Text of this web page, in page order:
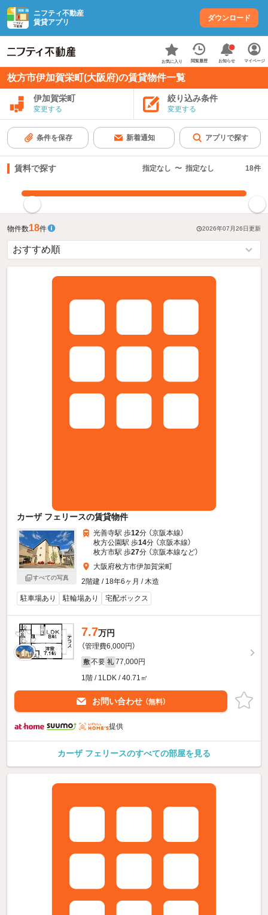
ニフティ不動産
賃貸アプリ
ダウンロード
お気に入り 閲覧履歴 お知らせ マイページ
枚方市伊加賀栄町(大阪府)の賃貸物件一覧
伊加賀栄町
変更する
絞り込み条件
変更する
条件を保存 新着通知 アプリで探す
賃料で探す 指定なし 〜 指定なし 18件
物件数18件 2026年07月26日更新
カーザ フェリースの賃貸物件
すべての写真
光善寺駅 歩12分 （京阪本線）
枚方公園駅 歩14分 （京阪本線）
枚方市駅 歩27分 （京阪本線など）
大阪府枚方市伊加賀栄町
2階建 / 18年6ヶ月 / 木造
駐車場あり
駐輪場あり 宅配ボックス
7.7万円
（管理費6,000円）
敷 不要 礼 77,000円
1階 / 1LDK / 40.71㎡
お問い合わせ （無料）
提供
カーザ フェリースのすべての部屋を見る